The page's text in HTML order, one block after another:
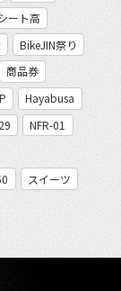
ート高
BikeJIN祭り
商品券
Hayabusa
NFR-01
スイーツ